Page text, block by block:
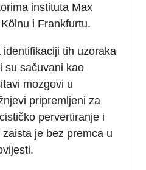
instituta Max
i Frankfurtu.
tih uzoraka
su sačuvani kao
mozgovi u
pripremljeni za
pervertiranje i
je bez premca u